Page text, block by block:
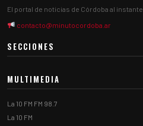
El portal de noticias de Córdoba al instante.
contacto@minutocordoba.ar
SECCIONES
MULTIMEDIA
La 10 FM FM 98.7
La 10 FM